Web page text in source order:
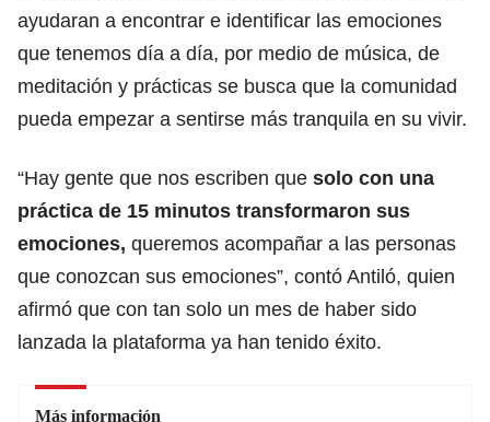
ayudaran a encontrar e identificar las emociones
que tenemos día a día, por medio de música, de
meditación y prácticas se busca que la comunidad
pueda empezar a sentirse más tranquila en su vivir.
“Hay gente que nos escriben que solo con una
práctica de 15 minutos transformaron sus
emociones, queremos acompañar a las personas
que conozcan sus emociones”, contó Antiló, quien
afirmó que con tan solo un mes de haber sido
lanzada la plataforma ya han tenido éxito.
Más información